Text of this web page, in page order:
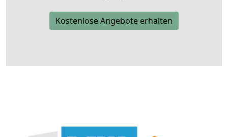
Kostenlose Angebote erhalten